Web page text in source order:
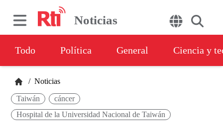
Noticias
Todo Política General Ciencia y
/ Noticias
Taiwán
cáncer
Hospital de la Universidad Nacional de Taiwán